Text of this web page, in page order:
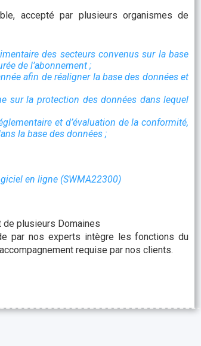
accepté par plusieurs organismes de
des secteurs convenus sur la base
de l’abonnement ;
afin de réaligner la base des données et
sur la protection des données dans lequel
et d’évaluation de la conformité,
la base des données ;
en ligne (SWMA22300)
de plusieurs Domaines
par nos experts intègre les fonctions du
requise par nos clients.